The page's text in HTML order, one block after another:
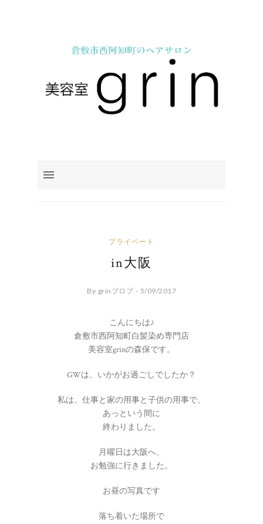
プライベート
in大阪
By grinブロブ - 5/09/2017
こんにちは♪
倉敷市西阿知町白髪染め専門店
美容室grinの森保です。
GWは、いかがお過ごしでしたか？
私は、仕事と家の用事と子供の用事で、
あっという間に
終わりました。
月曜日は大阪へ、
お勉強に行きました。
お昼の写真です
落ち着いた場所で